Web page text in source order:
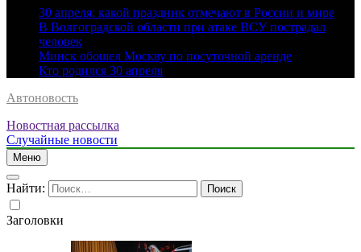
30 апреля: какой праздник отмечают в России и мире
В Волгоградской области при атаке ВСУ пострадал
человек
Минск обошел Москву по посуточной аренде
Кто родился 30 апреля
Автоновость
Новостная рассылка
Случайные новости
Меню
Найти:
Заголовки